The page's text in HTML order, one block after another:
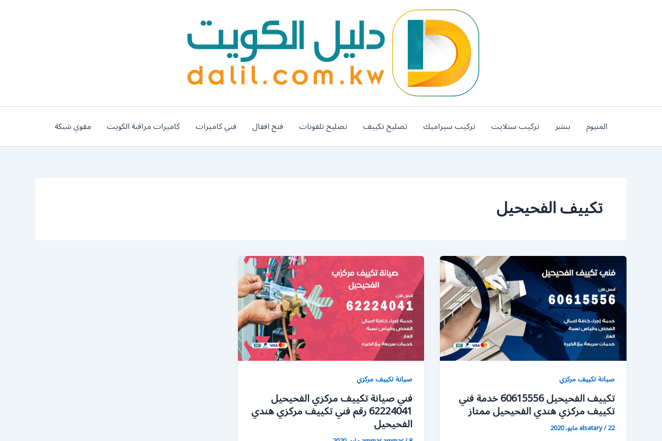
المنيوم بنشر تركيب ستلايت تركيب سيراميك تصليح تكييف تصليح تلفونات فتح اقفال فني كاميرات كاميرات مراقبة الكويت مقوي شبكة
تكييف الفحيحيل
صيانة تكييف مركزي
تكييف الفحيحيل 60615556 خدمة فني
تكييف مركزي هندي الفحيحيل ممتاز
alsatary/22 مايو، 2020
صيانة تكييف مركزي
فني صيانة تكييف مركزي الفحيحيل
62224041 رقم فني تكييف مركزي هندي
الفحيحيل